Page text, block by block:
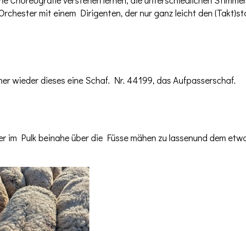
mit einem Dirigenten, der nur ganz leicht den
wieder dieses eine Schaf. Nr. 44199, das Aufpasserschaf.
Pulk beinahe über die Füsse mähen zu lassenund dem